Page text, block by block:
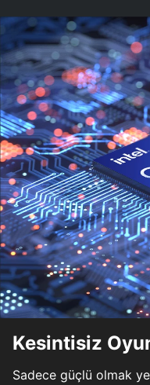
Kesintisiz
Sadece güçlü olmak